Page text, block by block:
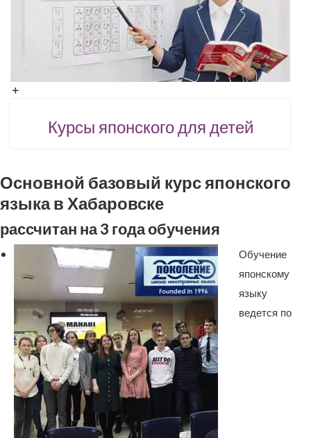
Курсы японского для детей
Основной базовый курс японского
языка в Хабаровске
рассчитан на 3 года обучения
Обучение
японскому
языку
ведется по